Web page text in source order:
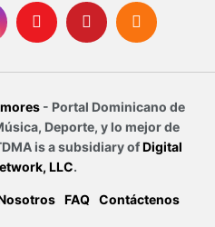
- Portal Dominicano de
Deporte, y lo mejor de
is a subsidiary ofDigital
LLC.
FAQ Contáctenos